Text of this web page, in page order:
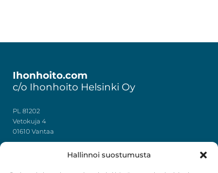
Hallinnoi suostumusta
Ihonhoito.com
c/o Ihonhoito Helsinki Oy
PL 81202
Vetokuja 4
01610 Vantaa